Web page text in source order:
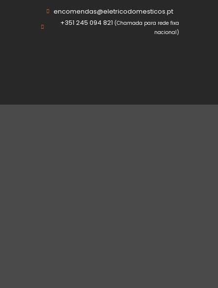
encomendas@eletricodomesticos.pt
+351 245 094 821 (Chamada para rede fixa
nacional)